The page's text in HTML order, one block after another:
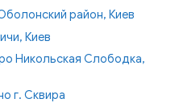
район, Киев
Киев
Никольская Слободка,
г. Сквира